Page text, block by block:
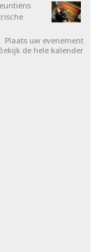
Plaats uw evenement
de hele kalender